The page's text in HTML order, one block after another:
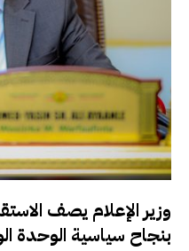
وزير الإعلام يصف
بنجاح سياسية الوحدة